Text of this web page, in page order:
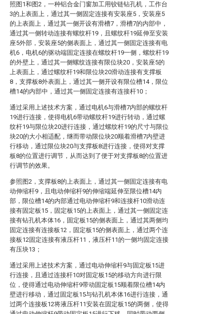
照图1和图2，一种铝合金门窗加工用铰链钻孔机，工作台
3的上表面上，通过其一侧固定连接有安装座5，安装座5
的上表面上，通过其一侧开设有滑槽7，滑槽7的内部中，
通过其一侧转动连接有螺纹杆19，且螺纹杆19延伸至安装
座5外部，安装座5的侧表面上，通过其一侧固定连接有电
机6，电机6的驱动端固定连接在螺纹杆19一侧，螺纹杆19
的外壁上，通过其一侧螺纹连接有限位块20，安装座5的
上表面上，通过螺纹杆19和限位块20滑动连接有支撑板
8，支撑板8外表面上，通过其一侧开设有限位槽14，限位
槽14的内部中，通过其一侧固定连接有连接杆10；
通过采用上述技术方案，通过电机6与滑槽7内部的螺纹杆
19进行连接，使得电机6带动螺纹杆19进行转动，通过螺
纹杆19与限位块20进行连接，通过螺纹杆19的尺寸与限位
块20的大小相适配，继而带动限位块20顺着滑槽7内壁进
行移动，通过限位块20与支撑板8进行连接，使得对支撑
板8的位置进行调节，从而达到了便于对支撑板8的位置进
行调节的效果。
参照图2，支撑板8的上表面上，通过其一侧固定连接有电
动伸缩杆9，且电动伸缩杆9的伸缩端延伸至限位槽14内
部，限位槽14的内部通过电动伸缩杆9和连接杆10滑动连
接有固定板15，固定板15的上表面上，通过其一侧固定连
接有钻孔机本体16，固定板15的侧表面上，通过其两侧均
固定连接有连接板12，固定板15的侧表面上，通过两个连
接板12固定连接有液压杆11，液压杆11的一侧均固定连接
有压块13；
通过采用上述技术方案，通过电动伸缩杆9与固定板15进
行连接，且通过连接杆10对固定板15的移动方向进行限
位，使得通过电动伸缩杆9带动固定板15顺着限位槽14内
壁进行移动，通过固定板15与钻孔机本体16进行连接，通
过两个连接板12将液压杆11安装在固定板15的两侧，使得